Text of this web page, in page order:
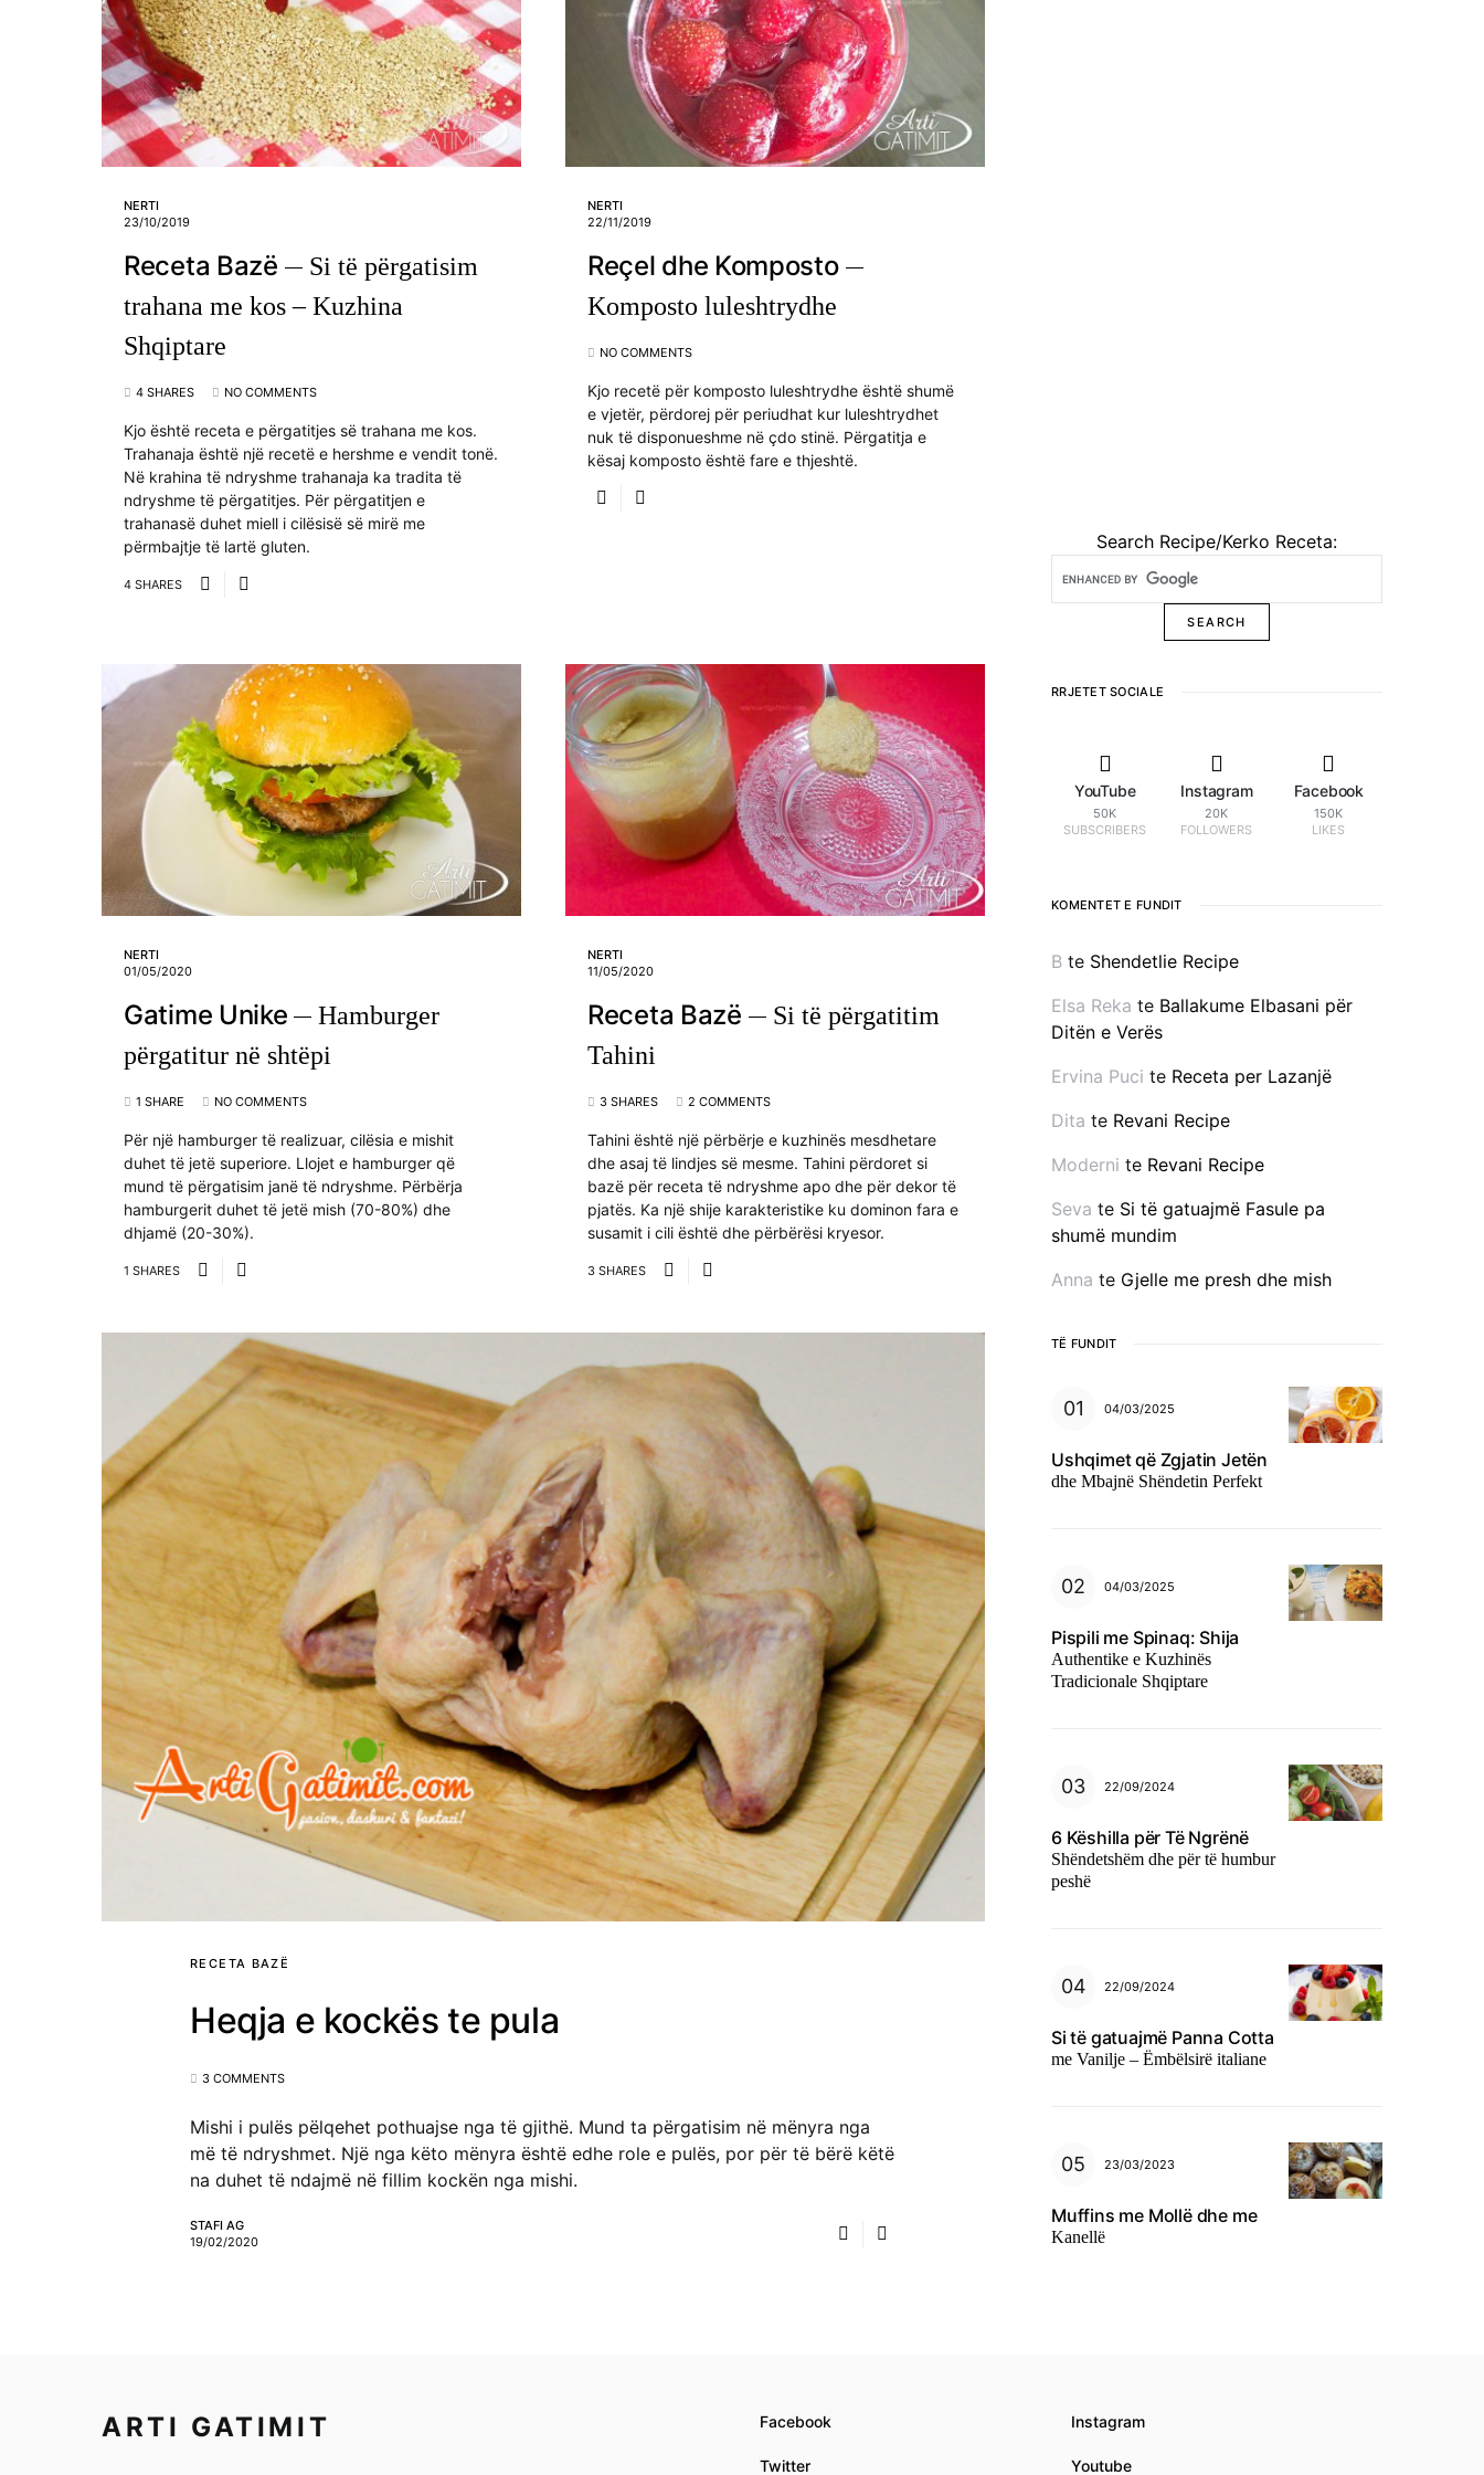
NERTI
23/10/2019
Receta Bazë
Si të përgatisim
trahana me kos – Kuzhina
Shqiptare
4 SHARES NO COMMENTS
Kjo është receta e përgatitjes së trahana me kos.
Trahanaja është një recetë e hershme e vendit tonë.
Në krahina të ndryshme trahanaja ka tradita të
ndryshme të përgatitjes. Për përgatitjen e
trahanasë duhet miell i cilësisë së mirë me
përmbajtje të lartë gluten.
4 SHARES
NERTI
22/11/2019
Reçel dhe Komposto
Komposto luleshtrydhe
NO COMMENTS
Kjo recetë për komposto luleshtrydhe është shumë
e vjetër, përdorej për periudhat kur luleshtrydhet
nuk të disponueshme në çdo stinë. Përgatitja e
kësaj komposto është fare e thjeshtë.
NERTI
01/05/2020
Gatime Unike
Hamburger
përgatitur në shtëpi
1 SHARE NO COMMENTS
Për një hamburger të realizuar, cilësia e mishit
duhet të jetë superiore. Llojet e hamburger që
mund të përgatisim janë të ndryshme. Përbërja
hamburgerit duhet të jetë mish (70-80%) dhe
dhjamë (20-30%).
1 SHARES
NERTI
11/05/2020
Receta Bazë
Si të përgatitim
Tahini
3 SHARES 2 COMMENTS
Tahini është një përbërje e kuzhinës mesdhetare
dhe asaj të lindjes së mesme. Tahini përdoret si
bazë për receta të ndryshme apo dhe për dekor të
pjatës. Ka një shije karakteristike ku dominon fara e
susamit i cili është dhe përbërësi kryesor.
3 SHARES
RECETA BAZË
Heqja e kockës te pula
3 COMMENTS
Mishi i pulës pëlqehet pothuajse nga të gjithë. Mund ta përgatisim në mënyra nga
më të ndryshmet. Një nga këto mënyra është edhe role e pulës, por për të bërë këtë
na duhet të ndajmë në fillim kockën nga mishi.
STAFI AG
19/02/2020
Search Recipe/Kerko Receta:
RRJETET SOCIALE
YouTube
50K
SUBSCRIBERS
Instagram
20K
FOLLOWERS
Facebook
150K
LIKES
KOMENTET E FUNDIT
B te Shendetlie Recipe
Elsa Reka te Ballakume Elbasani për
Ditën e Verës
Ervina Puci te Receta per Lazanjë
Dita te Revani Recipe
Moderni te Revani Recipe
Seva te Si të gatuajmë Fasule pa
shumë mundim
Anna te Gjelle me presh dhe mish
TË FUNDIT
04/03/2025
Ushqimet që Zgjatin Jetën
dhe Mbajnë Shëndetin Perfekt
04/03/2025
Pispili me Spinaq: Shija
Authentike e Kuzhinës
Tradicionale Shqiptare
22/09/2024
6 Këshilla për Të Ngrënë
Shëndetshëm dhe për të humbur
peshë
22/09/2024
Si të gatuajmë Panna Cotta
me Vanilje – Ëmbëlsirë italiane
23/03/2023
Muffins me Mollë dhe me
Kanellë
ARTI GATIMIT Facebook Instagram
Twitter Youtube